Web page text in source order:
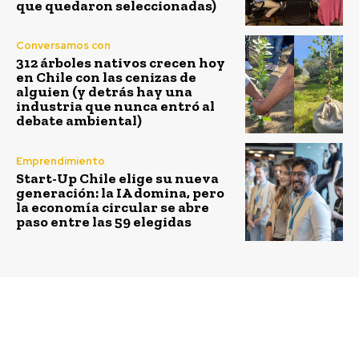
que quedaron seleccionadas)
Conversamos con
312 árboles nativos crecen hoy
en Chile con las cenizas de
alguien (y detrás hay una
industria que nunca entró al
debate ambiental)
Emprendimiento
Start-Up Chile elige su nueva
generación: la IA domina, pero
la economía circular se abre
paso entre las 59 elegidas